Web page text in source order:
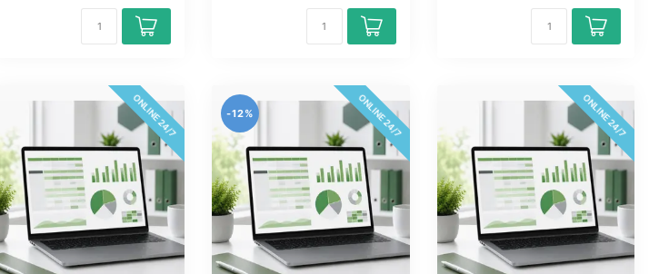
ONLINE 24/7 ONLINE 24/7
-12% ONLINE 24/7